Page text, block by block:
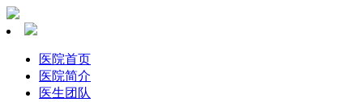
医院首页
医院简介
医生团队